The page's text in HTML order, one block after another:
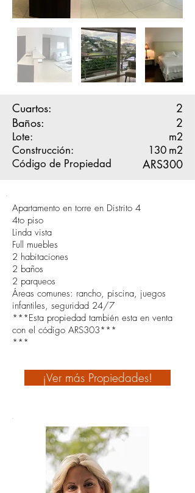
Cuartos:
Baños:
Lote:
Construcción:
Código de Propiedad
2
2
m2
130 m2
ARS300
Apartamento en torre en Distrito 4
4to piso
Linda vista
Full muebles
2 habitaciones
2 baños
2 parqueos
Áreas comunes: rancho, piscina, juegos
infantiles, seguridad 24/7
***Esta propiedad también esta en venta
con el código ARS303***
***
¡Ver más Propiedades!